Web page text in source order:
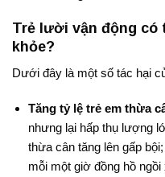
Trẻ lười vận động
khỏe?
Dưới đây là một số tác hại
Tăng tỷ lệ trẻ em thừa
nhưng lại hấp thụ lượng
thừa cân tăng lên gấp
mỗi một giờ đồng hồ